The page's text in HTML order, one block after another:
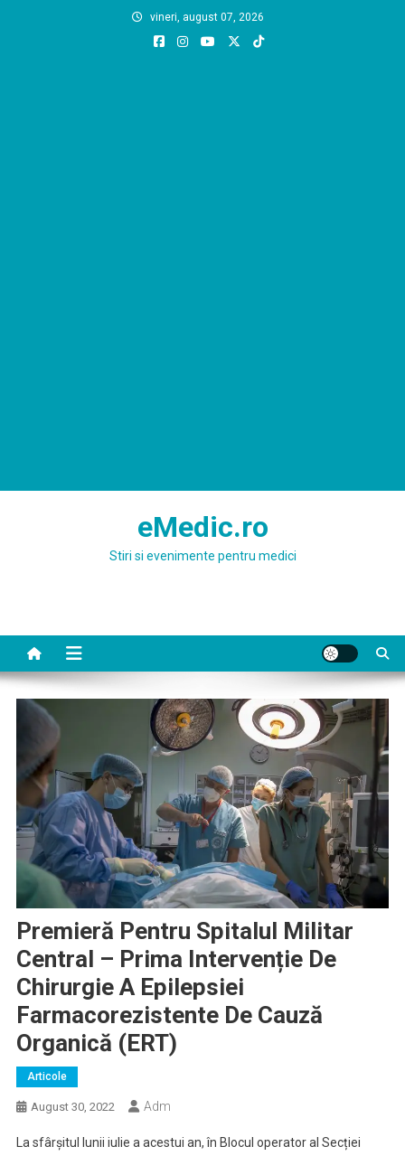
vineri, august 07, 2026
eMedic.ro
Stiri si evenimente pentru medici
Premieră Pentru Spitalul Militar
Central – Prima Intervenție De
Chirurgie A Epilepsiei
Farmacorezistente De Cauză
Organică (ERT)
Articole
August 30, 2022 Adm
La sfârșitul lunii iulie a acestui an, în Blocul operator al Secției